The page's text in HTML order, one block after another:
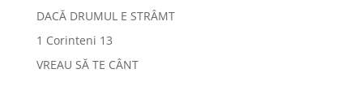
DACĂ DRUMUL E STRÂMT
1 Corinteni 13
VREAU SĂ TE CÂNT